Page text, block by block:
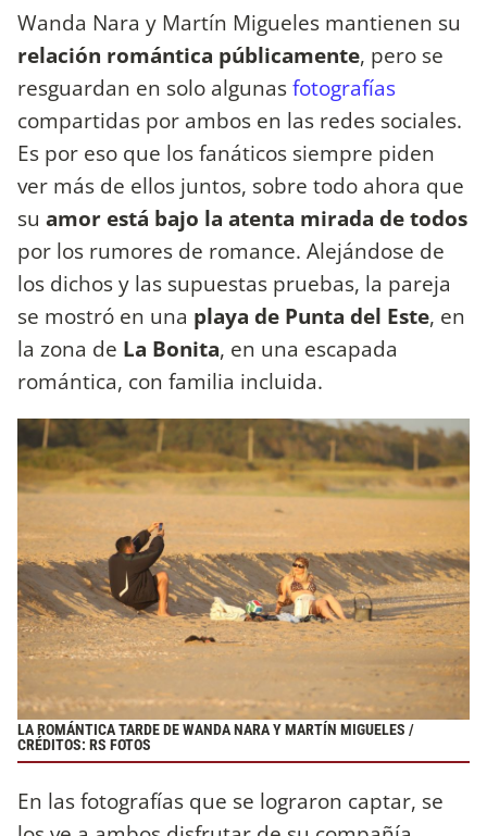
Wanda Nara y Martín Migueles mantienen su
relación romántica públicamente, pero se
resguardan en solo algunasfotografías
compartidas por ambos en las redes sociales.
Es por eso que los fanáticos siempre piden
ver más de ellos juntos, sobre todo ahora que
su amor está bajo la atenta mirada de todos
por los rumores de romance. Alejándose de
los dichos y las supuestas pruebas, la pareja
se mostró en una playa de Punta del Este, en
la zona de La Bonita, en una escapada
romántica, con familia incluida.
LA ROMÁNTICA TARDE DE WANDA NARA Y MARTÍN MIGUELES /
CRÉDITOS: RS FOTOS
En las fotografías que se lograron captar, se